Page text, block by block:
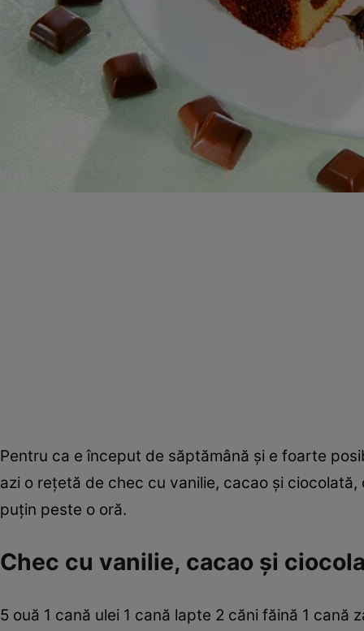
Pentru ca e început de săptămână şi e foarte
azi o reţetă de chec cu vanilie, cacao şi
puţin peste o oră.
Chec cu vanilie, cacao şi
5 ouă 1 cană ulei 1 cană lapte 2 căni făină 1